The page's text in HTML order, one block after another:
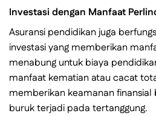
Investasi dengan Manfaat
Asuransi pendidikan juga
investasi yang memberikan
menabung untuk biaya
manfaat kematian atau cacat
memberikan keamanan finansial
buruk terjadi pada tertanggung.